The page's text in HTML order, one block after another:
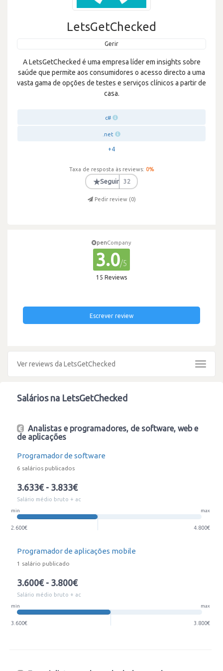
LetsGetChecked
Gerir
A LetsGetChecked é uma empresa líder em insights sobre
saúde que permite aos consumidores o acesso directo a uma
vasta gama de opções de testes e serviços clínicos a partir de
casa.
c#
.net
+4
Taxa de resposta às reviews: 0%
★Seguir 32
Pedir review (0)
penCompany
3.0/5
15 Reviews
Escrever review
Ver reviews da LetsGetChecked
Toggle
Salários na LetsGetChecked
Analistas e programadores, de software, web e
de aplicações
Programador de software
6 salários publicados
3.633€ - 3.833€
Salário médio bruto + ac
min max
2.600€ 4.800€
Programador de aplicações mobile
1 salário publicado
3.600€ - 3.800€
Salário médio bruto + ac
min max
3.600€ 3.800€